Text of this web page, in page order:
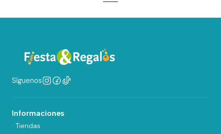
Síguenos
Informaciones
· Tiendas